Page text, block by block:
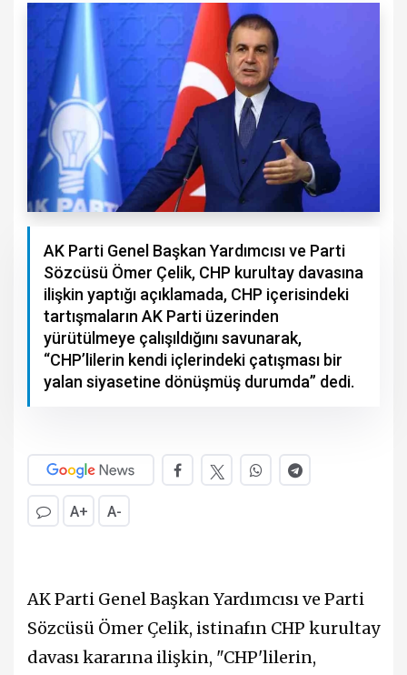
AK Parti Genel Başkan Yardımcısı ve Parti
Sözcüsü Ömer Çelik, CHP kurultay davasına
ilişkin yaptığı açıklamada, CHP içerisindeki
tartışmaların AK Parti üzerinden
yürütülmeye çalışıldığını savunarak,
“CHP’lilerin kendi içlerindeki çatışması bir
yalan siyasetine dönüşmüş durumda” dedi.
A+ A-
AK Parti Genel Başkan Yardımcısı ve Parti
Sözcüsü Ömer Çelik, istinafın CHP kurultay
davası kararına ilişkin, "CHP'lilerin,